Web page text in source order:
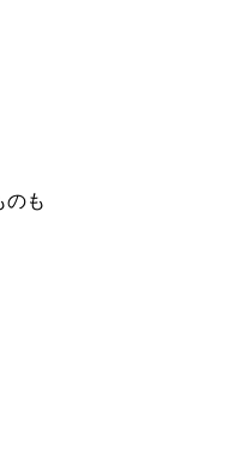
のも